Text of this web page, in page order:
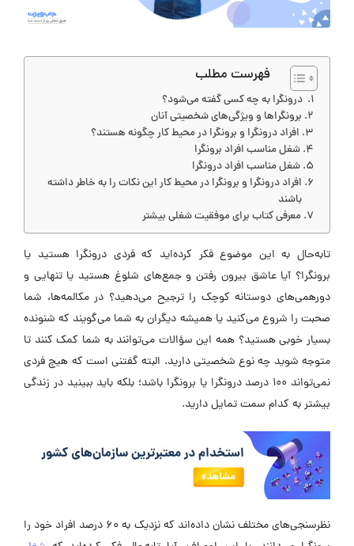
فهرست مطلب
درونگرا به چه کسی گفته می‌شود؟
برونگراها و ویژگی‌های شخصیتی آنان
افراد درونگرا و برونگرا در محیط کار چگونه هستند؟
شغل مناسب افراد برونگرا
شغل مناسب افراد درونگرا
افراد درونگرا و برونگرا در محیط کار این نکات را به خاطر داشته
باشند
معرفی کتاب برای موفقیت شغلی بیشتر
تابه‌حال به این موضوع فکر کرده‌اید که فردی درونگرا هستید یا
برونگرا؟ آیا عاشق بیرون رفتن و جمع‌های شلوغ هستید یا تنهایی و
دورهمی‌های دوستانه کوچک را ترجیح می‌دهید؟ در مکالمه‌ها، شما
صحبت را شروع می‌کنید یا همیشه دیگران به شما می‌گویند که شنونده
بسیار خوبی هستید؟ همه این سؤالات می‌توانند به شما کمک کنند تا
متوجه شوید چه نوع شخصیتی دارید. البته گفتنی است که هیچ فردی
نمی‌تواند 100 درصد درونگرا یا برونگرا باشد؛ بلکه باید ببینید در زندگی
بیشتر به کدام سمت تمایل دارید.
نظرسنجی‌های مختلف نشان داده‌اند که نزدیک به 60 درصد افراد خود را